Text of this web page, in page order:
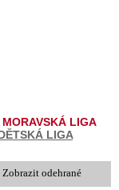
LIGA
LIGA
Zobrazit odehrané